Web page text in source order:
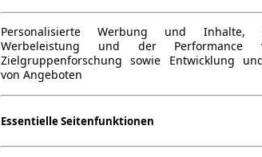
Personalisierte Werbung und Inhalte,
Werbeleistung und der Performance
Zielgruppenforschung sowie Entwicklung
von Angeboten
Essentielle Seitenfunktionen